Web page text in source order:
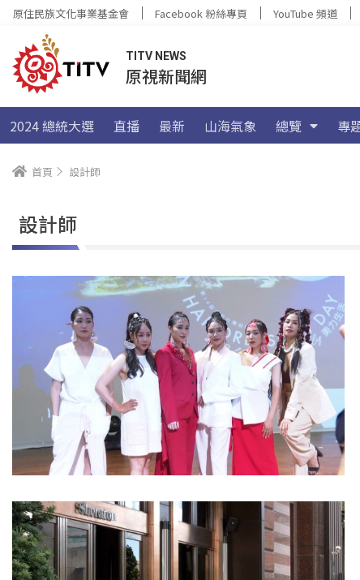
原住民族文化事業基金會 Facebook 粉絲專頁 YouTube 頻道
TITV NEWS
原視新聞網
2024 總統大選 直播 最新 山海氣象 總覽 專
首頁 設計師
設計師